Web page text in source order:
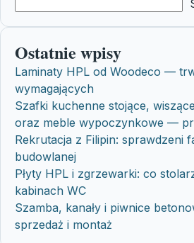
Ostatnie wpisy
Laminaty HPL od Woodeco —
wymagających
Szafki kuchenne stojące,
oraz meble wypoczynkowe —
Rekrutacja z Filipin: sprawdzeni
budowlanej
Płyty HPL i zgrzewarki: co
kabinach WC
Szamba, kanały i piwnice
sprzedaż i montaż